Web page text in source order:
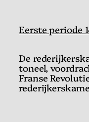
Eerste periode
De
toneel,
Franse